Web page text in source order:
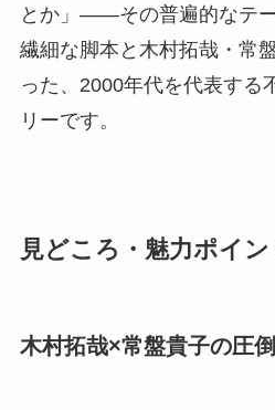
とか」——その普遍的なテ
繊細な脚本と木村拓哉・常
った、2000年代を代表する
リーです。
見どころ・魅力ポイン
木村拓哉×常盤貴子の圧